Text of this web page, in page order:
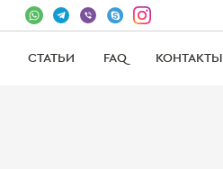
СТАТЬИ FAQ КОНТАКТЫ